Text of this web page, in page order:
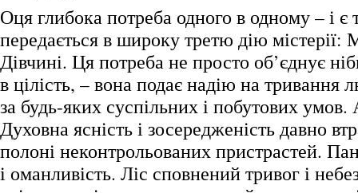
Оця глибока потреба одного в одному – і є
передається в широку третю дію
Дівчині. Ця потреба не просто об’єднує
в цілість, – вона подає надію на тривання
за будь-яких суспільних і побутових
Духовна ясність і зосередженість давно
полоні неконтрольованих пристрастей.
і оманливість. Ліс сповнений тривог і